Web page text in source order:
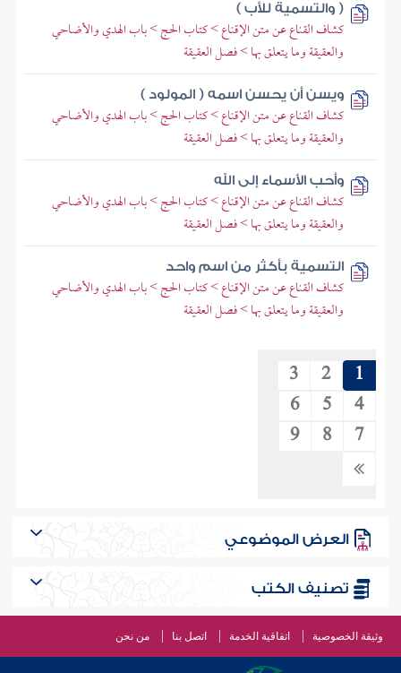
( والتسمية للأب )
كشاف القناع عن متن الإقناع > كتاب الحج > باب الهدي والأضاحي
والعقيقة وما يتعلق بها > فصل العقيقة
ويسن أن يحسن اسمه ( المولود )
كشاف القناع عن متن الإقناع > كتاب الحج > باب الهدي والأضاحي
والعقيقة وما يتعلق بها > فصل العقيقة
وأحب الأسماء إلى الله
كشاف القناع عن متن الإقناع > كتاب الحج > باب الهدي والأضاحي
والعقيقة وما يتعلق بها > فصل العقيقة
التسمية بأكثر من اسم واحد
كشاف القناع عن متن الإقناع > كتاب الحج > باب الهدي والأضاحي
والعقيقة وما يتعلق بها > فصل العقيقة
1
2
3
4
5
6
7
8
9
العرض الموضوعي
تصنيف الكتب
وثيقة الخصوصية اتفاقية الخدمة اتصل بنا من نحن